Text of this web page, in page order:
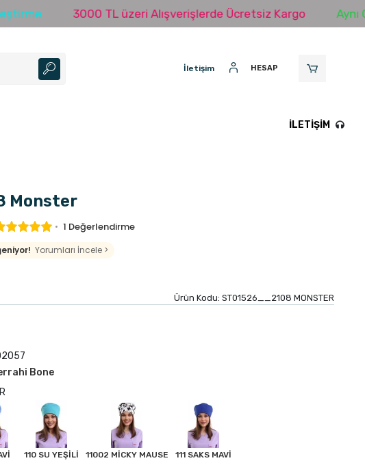
3000 TL üzeri Alışverişlerde Ücretsiz Kargo Aynı Gün
İletişim HESAP
İLETIŞIM
Monster
1 Değerlendirme
Yorumları İncele >
Ürün Kodu: ST01526__2108 MONSTER
Bone
110 SU YEŞİLİ 11002 MİCKY MAUSE 111 SAKS MAVİ